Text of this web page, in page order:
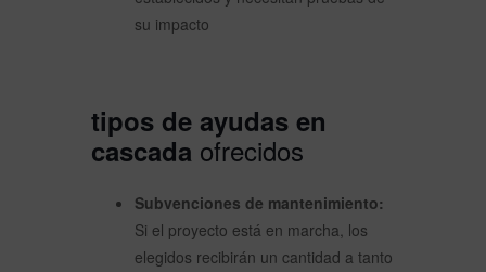
su impacto
tipos de ayudas en
cascada ofrecidos
Subvenciones de mantenimiento:
Si el proyecto está en marcha, los
elegidos recibirán un cantidad a tanto